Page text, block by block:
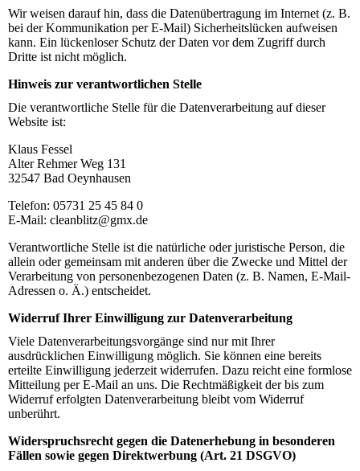
Wir weisen darauf hin, dass die Datenübertragung im Internet (z. B.
bei der Kommunikation per E-Mail) Sicherheitslücken aufweisen
kann. Ein lückenloser Schutz der Daten vor dem Zugriff durch
Dritte ist nicht möglich.
Hinweis zur verantwortlichen Stelle
Die verantwortliche Stelle für die Datenverarbeitung auf dieser
Website ist:
Klaus Fessel
Alter Rehmer Weg 131
32547 Bad Oeynhausen
Telefon: 05731 25 45 84 0
E-Mail: cleanblitz@gmx.de
Verantwortliche Stelle ist die natürliche oder juristische Person, die
allein oder gemeinsam mit anderen über die Zwecke und Mittel der
Verarbeitung von personenbezogenen Daten (z. B. Namen, E-Mail-
Adressen o. Ä.) entscheidet.
Widerruf Ihrer Einwilligung zur Datenverarbeitung
Viele Datenverarbeitungsvorgänge sind nur mit Ihrer
ausdrücklichen Einwilligung möglich. Sie können eine bereits
erteilte Einwilligung jederzeit widerrufen. Dazu reicht eine formlose
Mitteilung per E-Mail an uns. Die Rechtmäßigkeit der bis zum
Widerruf erfolgten Datenverarbeitung bleibt vom Widerruf
unberührt.
Widerspruchsrecht gegen die Datenerhebung in besonderen
Fällen sowie gegen Direktwerbung (Art. 21 DSGVO)